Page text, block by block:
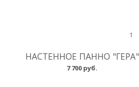
1
НАСТЕННОЕ ПАННО "ГЕРА"
7 700 руб.